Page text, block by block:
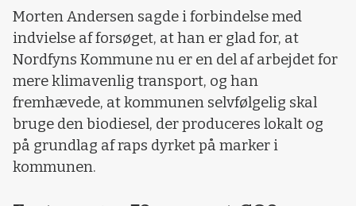
Morten Andersen sagde i forbindelse med
indvielse af forsøget, at han er glad for, at
Nordfyns Kommune nu er en del af arbejdet for
mere klimavenlig transport, og han
fremhævede, at kommunen selvfølgelig skal
bruge den biodiesel, der produceres lokalt og
på grundlag af raps dyrket på marker i
kommunen.